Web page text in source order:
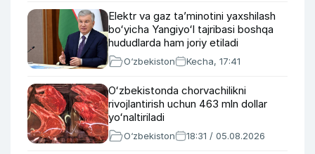
Elektr va gaz taʼminotini yaxshilash
boʻyicha Yangiyoʻl tajribasi boshqa
hududlarda ham joriy etiladi
O‘zbekiston Kecha, 17:41
Oʻzbekistonda chorvachilikni
rivojlantirish uchun 463 mln dollar
yoʻnaltiriladi
O‘zbekiston 18:31 / 05.08.2026